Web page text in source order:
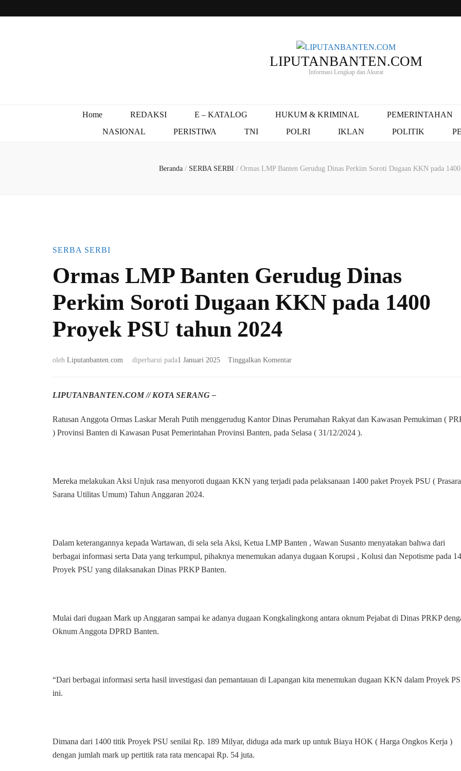
LIPUTANBANTEN.COM
Informasi Lengkap dan Akurat
Home REDAKSI E – KATALOG HUKUM & KRIMINAL
PEMERINTAHAN
NASIONAL
PERISTIWA TNI POLRI IKLAN POLITIK
Beranda / SERBA SERBI / Ormas LMP Banten Gerudug Dinas Perkim Soroti Dugaan KKN pada
SERBA SERBI
Ormas LMP Banten Gerudug Dinas
Perkim Soroti Dugaan KKN pada 1400
Proyek PSU tahun 2024
oleh Liputanbanten.com diperbarui pada1 Januari 2025 Tinggalkan Komentarpada
Perkim
Soroti
1400
LIPUTANBANTEN.COM // KOTA SERANG –
Ratusan Anggota Ormas Laskar Merah Putih menggerudug Kantor Dinas Perumahan Rakyat dan Kawasan Pemukiman (
) Provinsi Banten di Kawasan Pusat Pemerintahan Provinsi Banten, pada Selasa ( 31/12/2024 ).
Mereka melakukan Aksi Unjuk rasa menyoroti dugaan KKN yang terjadi pada pelaksanaan 1400 paket Proyek PSU (
Sarana Utilitas Umum) Tahun Anggaran 2024.
Dalam keterangannya kepada Wartawan, di sela sela Aksi, Ketua LMP Banten , Wawan Susanto menyatakan bahwa dari
berbagai informasi serta Data yang terkumpul, pihaknya menemukan adanya dugaan Korupsi , Kolusi dan Nepotisme pada
Proyek PSU yang dilaksanakan Dinas PRKP Banten.
Mulai dari dugaan Mark up Anggaran sampai ke adanya dugaan Kongkalingkong antara oknum Pejabat di Dinas PRKP
Oknum Anggota DPRD Banten.
“Dari berbagai informasi serta hasil investigasi dan pemantauan di Lapangan kita menemukan dugaan KKN dalam Proyek
ini.
Dimana dari 1400 titik Proyek PSU senilai Rp. 189 Milyar, diduga ada mark up untuk Biaya HOK ( Harga Ongkos Kerja )
dengan jumlah mark up pertitik rata rata mencapai Rp. 54 juta.